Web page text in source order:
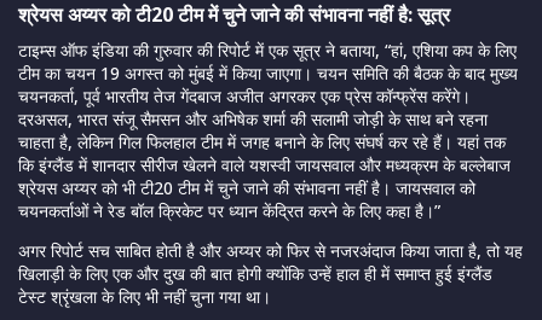
श्रेयस अय्यर को टी20 टीम में चुने जाने की संभावना नहीं है: सूत्र
टाइम्स ऑफ इंडिया की गुरुवार की रिपोर्ट में एक सूत्र ने बताया, “हां, एशिया कप के लिए
टीम का चयन 19 अगस्त को मुंबई में किया जाएगा। चयन समिति की बैठक के बाद मुख्य
चयनकर्ता, पूर्व भारतीय तेज गेंदबाज अजीत अगरकर एक प्रेस कॉन्फ्रेंस करेंगे।
दरअसल, भारत संजू सैमसन और अभिषेक शर्मा की सलामी जोड़ी के साथ बने रहना
चाहता है, लेकिन गिल फिलहाल टीम में जगह बनाने के लिए संघर्ष कर रहे हैं। यहां तक
कि इंग्लैंड में शानदार सीरीज खेलने वाले यशस्वी जायसवाल और मध्यक्रम के बल्लेबाज
श्रेयस अय्यर को भी टी20 टीम में चुने जाने की संभावना नहीं है। जायसवाल को
चयनकर्ताओं ने रेड बॉल क्रिकेट पर ध्यान केंद्रित करने के लिए कहा है।”
अगर रिपोर्ट सच साबित होती है और अय्यर को फिर से नजरअंदाज किया जाता है, तो यह
खिलाड़ी के लिए एक और दुख की बात होगी क्योंकि उन्हें हाल ही में समाप्त हुई इंग्लैंड
टेस्ट श्रृंखला के लिए भी नहीं चुना गया था।